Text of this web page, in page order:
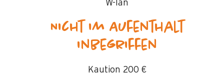
W-lan
Nicht im Aufenthalt
inbegriffen
Kaution 200 €